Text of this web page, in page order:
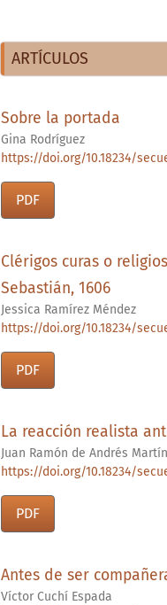
ARTÍCULOS
Sobre la portada
Gina Rodríguez
https://doi.org/10.18234/
PDF
Clérigos curas o
Sebastián, 1606
Jessica Ramírez Méndez
https://doi.org/10.18234/
PDF
La reacción realista
Juan Ramón de Andrés Martín
https://doi.org/10.18234/
PDF
Antes de ser
Víctor Cuchí Espada